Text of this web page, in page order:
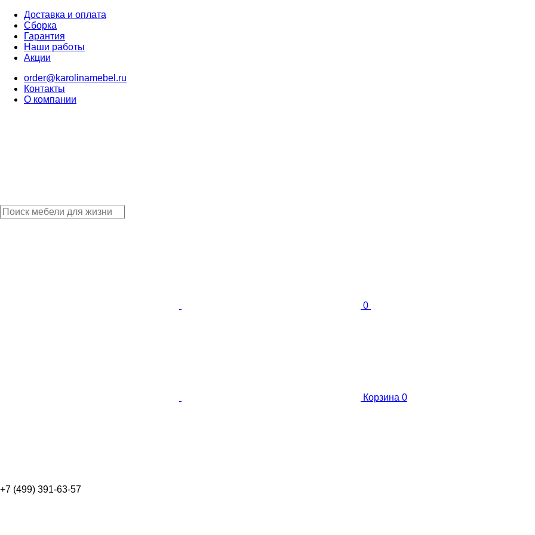
Доставка и оплата
Сборка
Гарантия
Наши работы
Акции
order@karolinamebel.ru
Контакты
О компании
0
Корзина 0
+7 (499) 391-63-57